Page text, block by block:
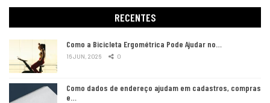
RECENTES
Como a Bicicleta Ergométrica Pode Ajudar no…
16 JUN, 2026 0
Como dados de endereço ajudam em cadastros, compras
e…